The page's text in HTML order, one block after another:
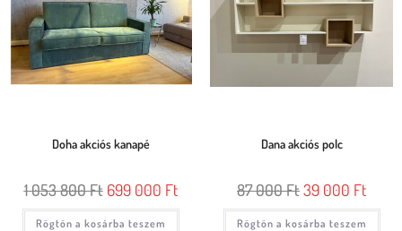
Doha akciós kanapé
1 053 800Ft 699 000 Ft
Rögtön a kosárba teszem
Dana akciós polc
87 000Ft39 000 Ft
Rögtön a kosárba teszem